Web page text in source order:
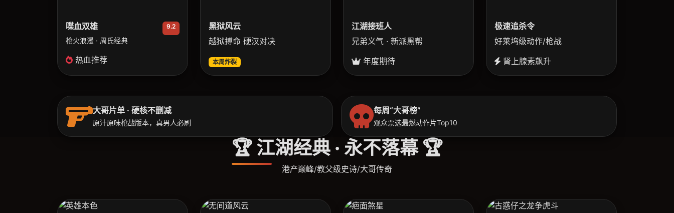
喋血双雄 9.2
枪火浪漫 · 周氏经典
热血推荐
黑狱风云
越狱搏命 硬汉对决
本周炸裂
江湖接班人
兄弟义气 · 新派黑帮
年度期待
极速追杀令
好莱坞级动作/枪战
肾上腺素飙升
大哥片单 · 硬核不删减
原汁原味枪战版本，真男人必刷
每周“大哥榜”
观众票选最燃动作片Top10
🏆 江湖经典 · 永不落幕 🏆
港产巅峰/教父级史诗/大哥传奇